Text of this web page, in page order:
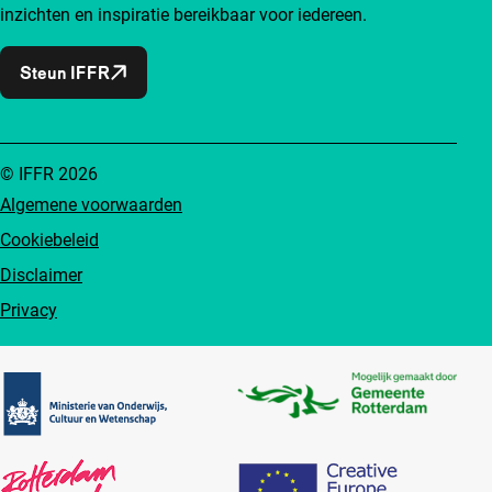
inzichten en inspiratie bereikbaar voor iedereen.
Steun IFFR
Algemene voorwaarden
Cookiebeleid
Disclaimer
Privacy
© IFFR 2026